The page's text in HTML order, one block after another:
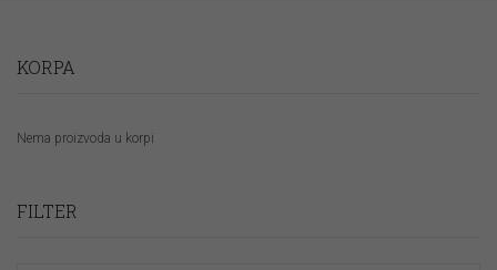
KORPA
Nema proizvoda u korpi
FILTER